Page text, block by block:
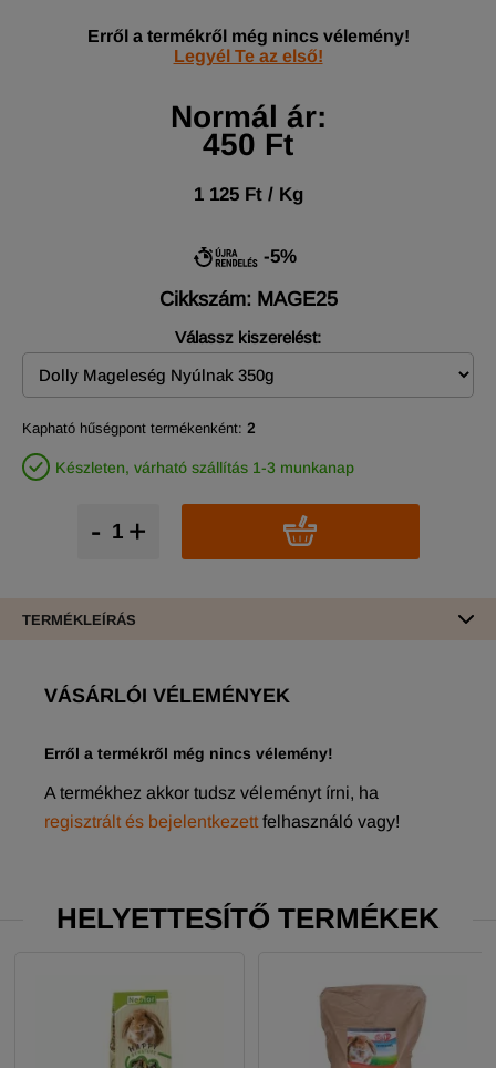
Erről a termékről még nincs vélemény!
Legyél Te az első!
Normál ár:
450 Ft
1 125 Ft / Kg
-5%
Cikkszám: MAGE25
Válassz kiszerelést:
Kapható hűségpont termékenként: 2
Készleten, várható szállítás 1-3 munkanap
+
-
TERMÉKLEÍRÁS
VÁSÁRLÓI VÉLEMÉNYEK
Erről a termékről még nincs vélemény!
A termékhez akkor tudsz véleményt írni, ha
regisztrált és bejelentkezett felhasználó vagy!
HELYETTESÍTŐ TERMÉKEK